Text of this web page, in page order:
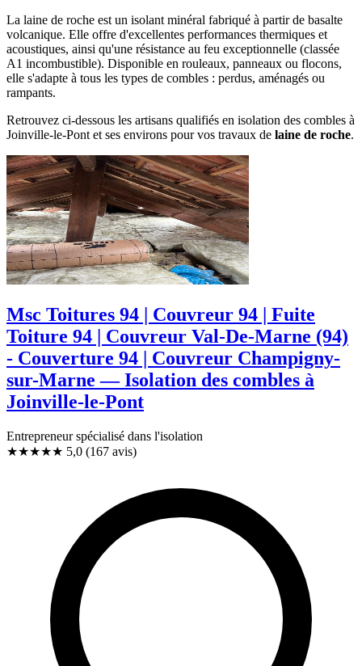
La laine de roche est un isolant minéral fabriqué à partir de basalte
volcanique. Elle offre d'excellentes performances thermiques et
acoustiques, ainsi qu'une résistance au feu exceptionnelle (classée
A1 incombustible). Disponible en rouleaux, panneaux ou flocons,
elle s'adapte à tous les types de combles : perdus, aménagés ou
rampants.
Retrouvez ci-dessous les artisans qualifiés en isolation des combles à
Joinville-le-Pont et ses environs pour vos travaux de laine de roche.
Msc Toitures 94 | Couvreur 94 | Fuite
Toiture 94 | Couvreur Val-De-Marne (94)
- Couverture 94 | Couvreur Champigny-
sur-Marne — Isolation des combles à
Joinville-le-Pont
Entrepreneur spécialisé dans l'isolation
★★★★★ 5,0 (167 avis)